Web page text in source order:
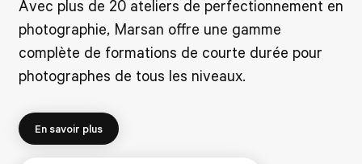
Avec plus de 20 ateliers de perfectionnement en
photographie, Marsan offre une gamme
complète de formations de courte durée pour
photographes de tous les niveaux.
En savoir plus